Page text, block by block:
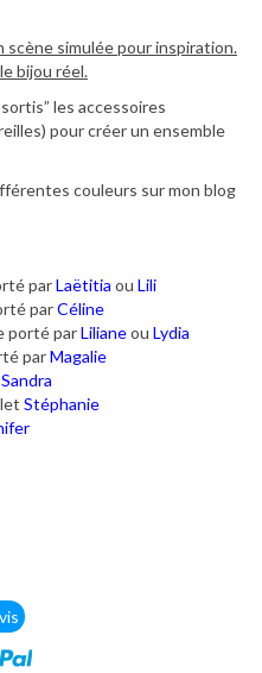
scène simulée pour inspiration.
bijou réel.
les accessoires
pour créer un ensemble
couleurs sur mon blog
parLaëtitia ou Lili
parCéline
porté parLilianeou Lydia
parMagalie
Sandra
Stéphanie